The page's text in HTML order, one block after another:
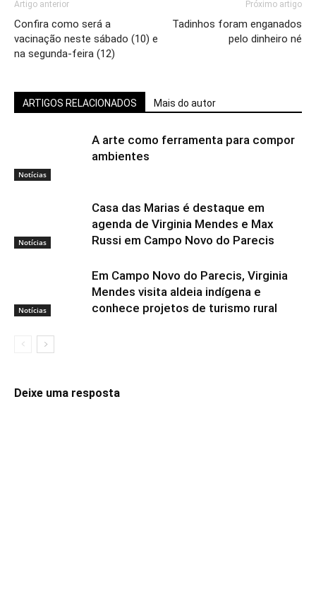
Artigo anterior
Confira como será a
vacinação neste sábado (10) e
na segunda-feira (12)
Próximo artigo
Tadinhos foram enganados
pelo dinheiro né
ARTIGOS RELACIONADOS Mais do autor
Notícias
A arte como ferramenta para compor
ambientes
Notícias
Casa das Marias é destaque em
agenda de Virginia Mendes e Max
Russi em Campo Novo do Parecis
Notícias
Em Campo Novo do Parecis, Virginia
Mendes visita aldeia indígena e
conhece projetos de turismo rural
Deixe uma resposta